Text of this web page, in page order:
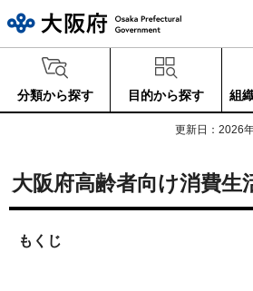
分類から探す 目的から探す 組
更新日：2026
大阪府高齢者向け消費生
もくじ